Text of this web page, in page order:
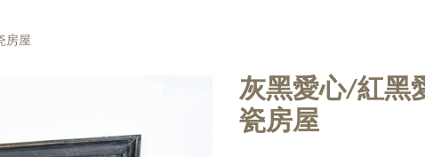
房屋
灰黑愛心/紅黑
瓷房屋